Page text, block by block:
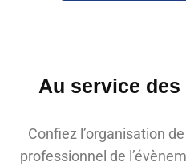
Au service des
Confiez l’organisation
professionnel de